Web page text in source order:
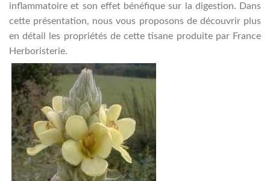
inflammatoire et son effet bénéfique sur la digestion. Dans
cette présentation, nous vous proposons de découvrir plus
en détail les propriétés de cette tisane produite par France
Herboristerie.